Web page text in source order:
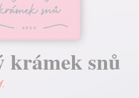
krámek snů